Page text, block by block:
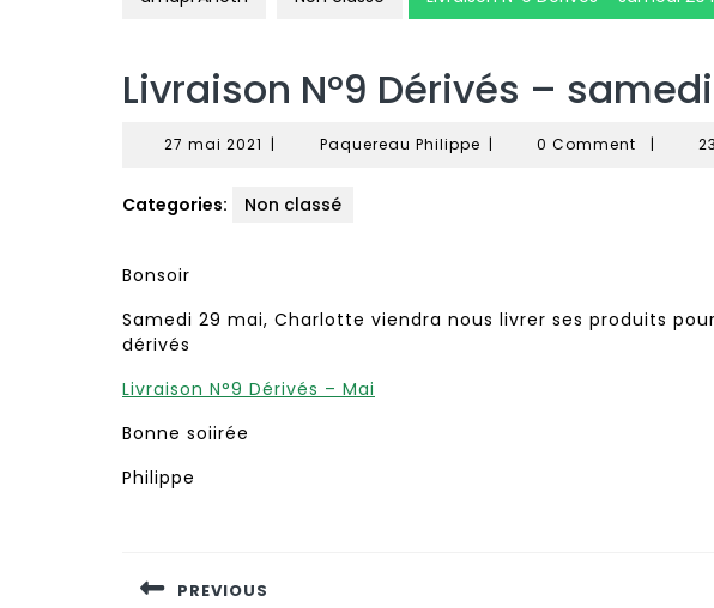
Livraison N°9 Dérivés –
27 mai 2021 27| Paquereau PhilippePaquereau
| 0 Comment |
Categories: Non classé
Bonsoir
Samedi 29 mai, Charlotte viendra nous livrer ses produits
dérivés
Livraison N°9 Dérivés – Mai
Bonne soiirée
Philippe
de PREVIOUS